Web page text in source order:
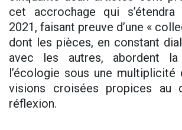
cet accrochage qui s’étendra
2021, faisant preuve d’une «
dont les pièces, en constant
avec les autres, abordent
l’écologie sous une multiplicité
visions croisées propices au
réflexion.